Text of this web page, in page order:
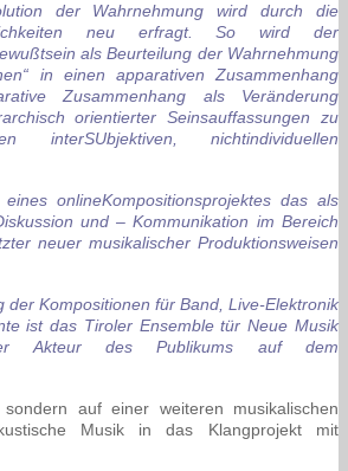
der Wahrnehmung wird durch die
neu erfragt. So wird der
als Beurteilung der Wahrnehmung
in einen apparativen Zusammenhang
Zusammenhang als Veränderung
orientierter Seinsauffassungen zu
interSUbjektiven, nichtindividuellen
onlineKompositionsprojektes das als
und – Kommunikation im Bereich
neuer musikalischer Produktionsweisen
der Kompositionen für Band, Live-Elektronik
ist das Tiroler Ensemble tür Neue Musik
Akteur des Publikums auf dem
auf einer weiteren musikalischen
Musik in das Klangprojekt mit